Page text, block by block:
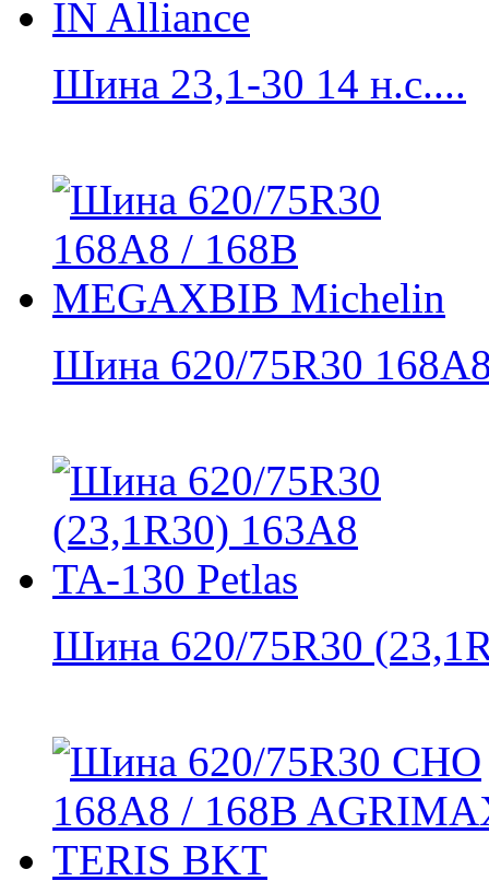
Шина 23,1-30 14 н.с....
Шина 620/75R30
Шина 620/75R30